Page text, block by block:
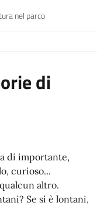
nel parco
di
di importante,
curioso...
altro.
Se si è lontani,